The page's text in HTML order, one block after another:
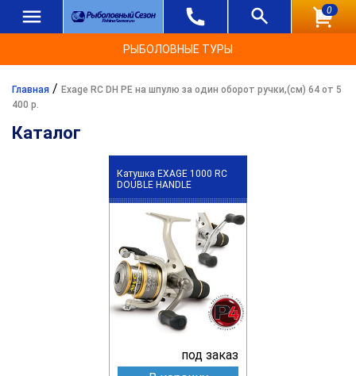
0
РЫБОЛОВНЫЕ ТУРЫ
Главная / Exage RC DH PE на шпулю за один оборот ручки,(см) 64 от 5
400 р.
Каталог
Катушка EXAGE 1000 RC
DOUBLE HANDLE
под заказ